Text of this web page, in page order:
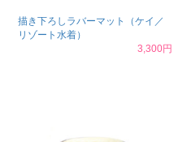
描き下ろしラバーマット（ケイ／
リゾート水着）
3,300円